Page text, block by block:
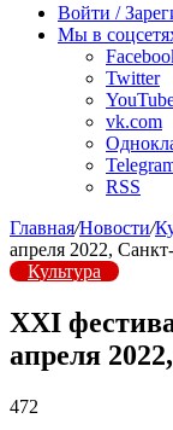
радио
Войти /
Мы в
Twitter
vk.com
RSS
Главная/Новости/
апреля 2022,
Культура
XXI
апреля
472